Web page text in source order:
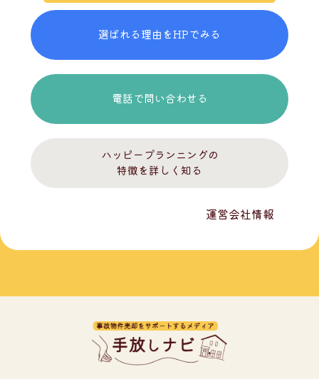
選ばれる理由をHPでみる
電話で問い合わせる
ハッピープランニングの
特徴を詳しく知る
運営会社情報